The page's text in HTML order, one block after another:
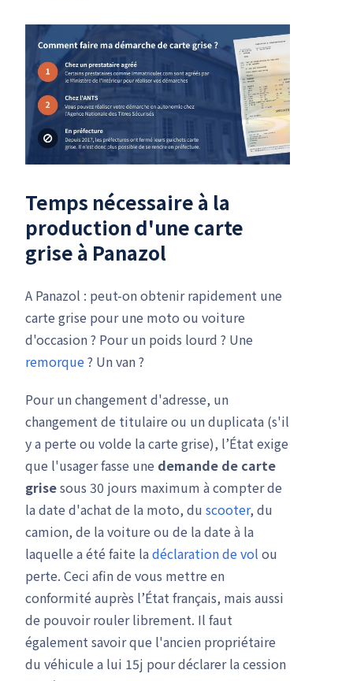
Temps nécessaire à la
production d'une carte
grise à Panazol
A Panazol : peut-on obtenir rapidement une
carte grise pour une moto ou voiture
d'occasion ? Pour un poids lourd ? Une
remorque? Un van ?
Pour un changement d'adresse, un
changement de titulaire ou un duplicata (s'il
y a perte ou volde la carte grise), l’État exige
que l'usager fasse une demande de carte
grisesous 30 jours maximum à compter de
la date d'achat de la moto, du scooter, du
camion, de la voiture ou de la date à la
laquelle a été faite ladéclaration de vol ou
perte. Ceci afin de vous mettre en
conformité auprès l’État français, mais aussi
de pouvoir rouler librement. Il faut
également savoir que l'ancien propriétaire
du véhicule a lui 15j pour déclarer la cession